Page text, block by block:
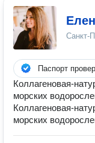
Санкт-
Паспорт
Коллагеновая-
морских
Коллагеновая-
морских